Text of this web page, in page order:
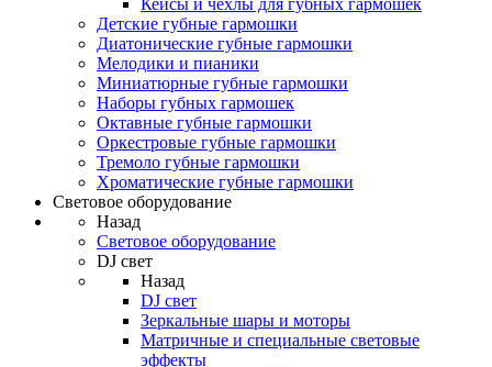
Кейсы и чехлы для губных гармошек
Детские губные гармошки
Диатонические губные гармошки
Мелодики и пианики
Миниатюрные губные гармошки
Наборы губных гармошек
Октавные губные гармошки
Оркестровые губные гармошки
Тремоло губные гармошки
Хроматические губные гармошки
Световое оборудование
Назад
Световое оборудование
DJ свет
Назад
DJ свет
Зеркальные шары и моторы
Матричные и специальные световые
эффекты